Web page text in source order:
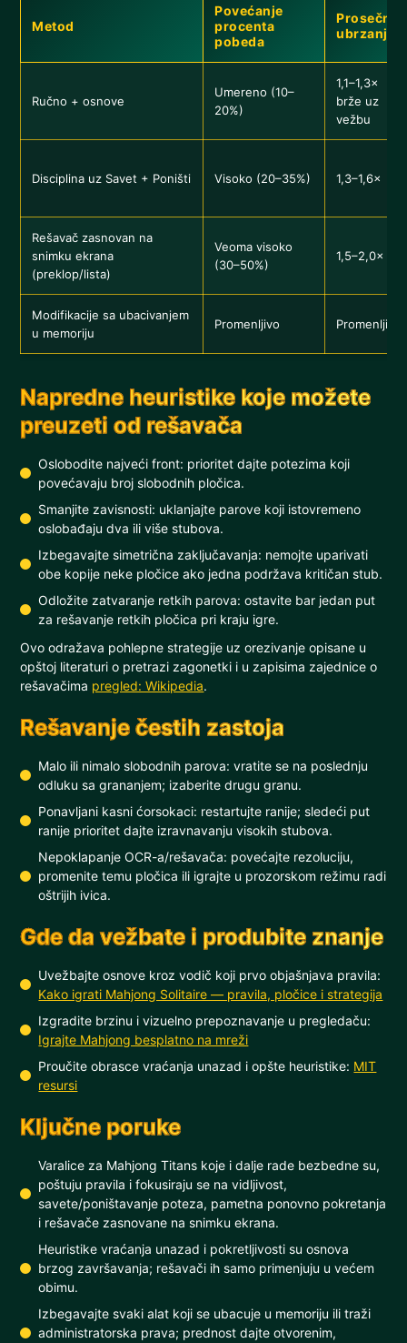
Metod
Povećanje
procenta
pobeda
Prosečno
ubrzanje
Ručno + osnove
Umereno (10–
20%)
1,1–1,3×
brže uz
vežbu
Disciplina uz Savet + Poništi Visoko (20–35%) 1,3–1,6×
Rešavač zasnovan na
snimku ekrana
(preklop/lista)
Veoma visoko
(30–50%)
1,5–2,0×
Modifikacije sa ubacivanjem
u memoriju
Promenljivo Promenljivo
Napredne heuristike koje možete
preuzeti od rešavača
Oslobodite najveći front: prioritet dajte potezima koji
povećavaju broj slobodnih pločica.
Smanjite zavisnosti: uklanjajte parove koji istovremeno
oslobađaju dva ili više stubova.
Izbegavajte simetrična zaključavanja: nemojte uparivati
obe kopije neke pločice ako jedna podržava kritičan stub.
Odložite zatvaranje retkih parova: ostavite bar jedan put
za rešavanje retkih pločica pri kraju igre.
Ovo odražava pohlepne strategije uz orezivanje opisane u
opštoj literaturi o pretrazi zagonetki i u zapisima zajednice o
rešavačima pregled: Wikipedia.
Rešavanje čestih zastoja
Malo ili nimalo slobodnih parova: vratite se na poslednju
odluku sa grananjem; izaberite drugu granu.
Ponavljani kasni ćorsokaci: restartujte ranije; sledeći put
ranije prioritet dajte izravnavanju visokih stubova.
Nepoklapanje OCR-a/rešavača: povećajte rezoluciju,
promenite temu pločica ili igrajte u prozorskom režimu radi
oštrijih ivica.
Gde da vežbate i produbite znanje
Uvežbajte osnove kroz vodič koji prvo objašnjava pravila:
Kako igrati Mahjong Solitaire — pravila, pločice i strategija
Izgradite brzinu i vizuelno prepoznavanje u pregledaču:
Igrajte Mahjong besplatno na mreži
Proučite obrasce vraćanja unazad i opšte heuristike: MIT
resursi
Ključne poruke
Varalice za Mahjong Titans koje i dalje rade bezbedne su,
poštuju pravila i fokusiraju se na vidljivost,
savete/poništavanje poteza, pametna ponovno pokretanja
i rešavače zasnovane na snimku ekrana.
Heuristike vraćanja unazad i pokretljivosti su osnova
brzog završavanja; rešavači ih samo primenjuju u većem
obimu.
Izbegavajte svaki alat koji se ubacuje u memoriju ili traži
administratorska prava; prednost dajte otvorenim,